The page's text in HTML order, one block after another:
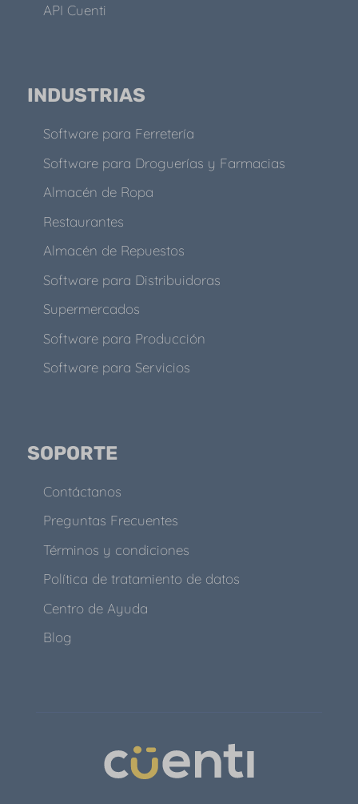
API Cuenti
INDUSTRIAS
Software para Ferretería
Software para Droguerías y Farmacias
Almacén de Ropa
Restaurantes
Almacén de Repuestos
Software para Distribuidoras
Supermercados
Software para Producción
Software para Servicios
SOPORTE
Contáctanos
Preguntas Frecuentes
Términos y condiciones
Política de tratamiento de datos
Centro de Ayuda
Blog